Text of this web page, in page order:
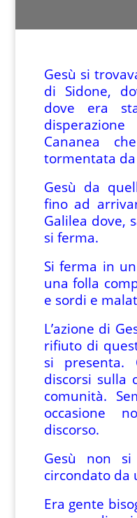
Gesù si
di Sidone,
dove era
Cananea
tormentata
Gesù da
fino ad
Galilea dove,
si ferma.
Si ferma in
una folla
e sordi e
L’azione di
rifiuto di
si presenta.
discorsi sulla
comunità.
occasione
discorso.
Gesù non
circondato da
Era gente